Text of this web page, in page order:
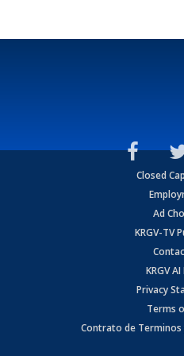
Closed
Ad
KRGV-TV
KRGV
Privacy
Terms
Contrato de Terminos